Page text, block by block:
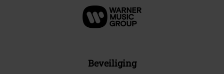
Beveiliging